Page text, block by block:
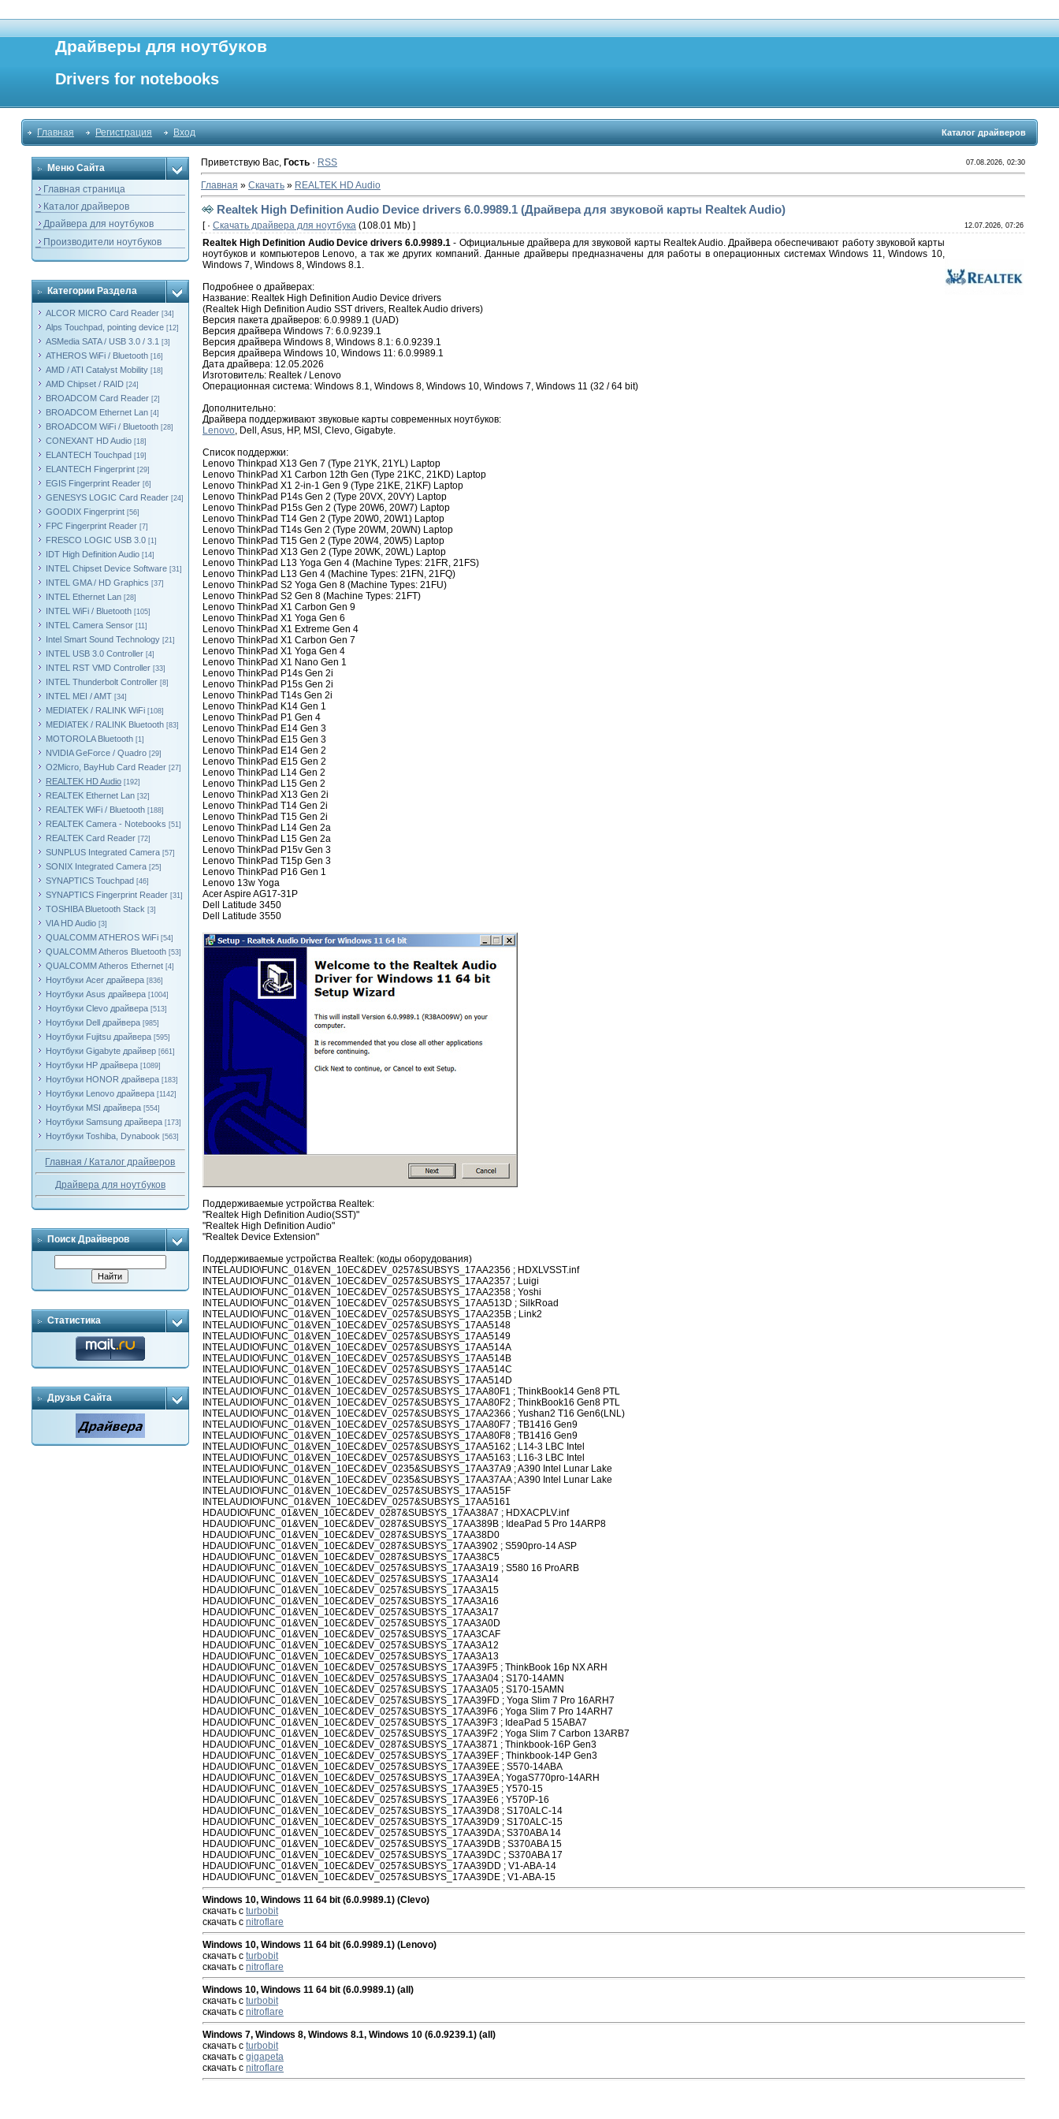
Драйверы для ноутбуков
Drivers for notebooks
Главная Регистрация Вход Каталог драйверов
Меню Сайта
_ Главная страница
_ Каталог драйверов
_ Драйвера для ноутбуков
_ Производители ноутбуков
Категории Раздела
ALCOR MICRO Card Reader [34]
Alps Touchpad, pointing device [12]
ASMedia SATA / USB 3.0 / 3.1 [3]
ATHEROS WiFi / Bluetooth [16]
AMD / ATI Catalyst Mobility [18]
AMD Chipset / RAID [24]
BROADCOM Card Reader [2]
BROADCOM Ethernet Lan [4]
BROADCOM WiFi / Bluetooth [28]
CONEXANT HD Audio [18]
ELANTECH Touchpad [19]
ELANTECH Fingerprint [29]
EGIS Fingerprint Reader [6]
GENESYS LOGIC Card Reader [24]
GOODIX Fingerprint [56]
FPC Fingerprint Reader [7]
FRESCO LOGIC USB 3.0 [1]
IDT High Definition Audio [14]
INTEL Chipset Device Software [31]
INTEL GMA / HD Graphics [37]
INTEL Ethernet Lan [28]
INTEL WiFi / Bluetooth [105]
INTEL Camera Sensor [11]
Intel Smart Sound Technology [21]
INTEL USB 3.0 Controller [4]
INTEL RST VMD Controller [33]
INTEL Thunderbolt Controller [8]
INTEL MEI / AMT [34]
MEDIATEK / RALINK WiFi [108]
MEDIATEK / RALINK Bluetooth [83]
MOTOROLA Bluetooth [1]
NVIDIA GeForce / Quadro [29]
O2Micro, BayHub Card Reader [27]
REALTEK HD Audio [192]
REALTEK Ethernet Lan [32]
REALTEK WiFi / Bluetooth [188]
REALTEK Camera - Notebooks [51]
REALTEK Card Reader [72]
SUNPLUS Integrated Camera [57]
SONIX Integrated Camera [25]
SYNAPTICS Touchpad [46]
SYNAPTICS Fingerprint Reader [31]
TOSHIBA Bluetooth Stack [3]
VIA HD Audio [3]
QUALCOMM ATHEROS WiFi [54]
QUALCOMM Atheros Bluetooth [53]
QUALCOMM Atheros Ethernet [4]
Ноутбуки Acer драйвера [836]
Ноутбуки Asus драйвера [1004]
Ноутбуки Clevo драйвера [513]
Ноутбуки Dell драйвера [985]
Ноутбуки Fujitsu драйвера [595]
Ноутбуки Gigabyte драйвер [661]
Ноутбуки HP драйвера [1089]
Ноутбуки HONOR драйвера [183]
Ноутбуки Lenovo драйвера [1142]
Ноутбуки MSI драйвера [554]
Ноутбуки Samsung драйвера [173]
Ноутбуки Toshiba, Dynabook [563]
Главная / Каталог драйверов
Драйвера для ноутбуков
Поиск Драйверов
Статистика
Друзья Сайта
Приветствую Вас, Гость· RSS 07.08.2026, 02:30
Главная » Скачать» REALTEK HD Audio
Realtek High Definition Audio Device drivers 6.0.9989.1 (Драйвера для звуковой карты Realtek Audio)
[ · Скачать драйвера для ноутбука(108.01 Mb) ] 12.07.2026, 07:26
Realtek High Definition Audio Device drivers 6.0.9989.1 - Официальные драйвера для звуковой карты Realtek Audio. Драйвера обеспечивают работу звуковой карты
ноутбуков и компьютеров Lenovo, а так же других компаний. Данные драйверы предназначены для работы в операционных системах Windows 11, Windows 10,
Windows 7, Windows 8, Windows 8.1.
Подробнее о драйверах:
Название: Realtek High Definition Audio Device drivers
(Realtek High Definition Audio SST drivers, Realtek Audio drivers)
Версия пакета драйверов: 6.0.9989.1 (UAD)
Версия драйвера Windows 7: 6.0.9239.1
Версия драйвера Windows 8, Windows 8.1: 6.0.9239.1
Версия драйвера Windows 10, Windows 11: 6.0.9989.1
Дата драйвера: 12.05.2026
Изготовитель: Realtek / Lenovo
Операционная система: Windows 8.1, Windows 8, Windows 10, Windows 7, Windows 11 (32 / 64 bit)
Дополнительно:
Драйвера поддерживают звуковые карты современных ноутбуков:
Lenovo, Dell, Asus, HP, MSI, Clevo, Gigabyte.
Список поддержки:
Lenovo Thinkpad X13 Gen 7 (Type 21YK, 21YL) Laptop
Lenovo ThinkPad X1 Carbon 12th Gen (Type 21KC, 21KD) Laptop
Lenovo ThinkPad X1 2-in-1 Gen 9 (Type 21KE, 21KF) Laptop
Lenovo ThinkPad P14s Gen 2 (Type 20VX, 20VY) Laptop
Lenovo ThinkPad P15s Gen 2 (Type 20W6, 20W7) Laptop
Lenovo ThinkPad T14 Gen 2 (Type 20W0, 20W1) Laptop
Lenovo ThinkPad T14s Gen 2 (Type 20WM, 20WN) Laptop
Lenovo ThinkPad T15 Gen 2 (Type 20W4, 20W5) Laptop
Lenovo ThinkPad X13 Gen 2 (Type 20WK, 20WL) Laptop
Lenovo ThinkPad L13 Yoga Gen 4 (Machine Types: 21FR, 21FS)
Lenovo ThinkPad L13 Gen 4 (Machine Types: 21FN, 21FQ)
Lenovo ThinkPad S2 Yoga Gen 8 (Machine Types: 21FU)
Lenovo ThinkPad S2 Gen 8 (Machine Types: 21FT)
Lenovo ThinkPad X1 Carbon Gen 9
Lenovo ThinkPad X1 Yoga Gen 6
Lenovo ThinkPad X1 Extreme Gen 4
Lenovo ThinkPad X1 Carbon Gen 7
Lenovo ThinkPad X1 Yoga Gen 4
Lenovo ThinkPad X1 Nano Gen 1
Lenovo ThinkPad P14s Gen 2i
Lenovo ThinkPad P15s Gen 2i
Lenovo ThinkPad T14s Gen 2i
Lenovo ThinkPad K14 Gen 1
Lenovo ThinkPad P1 Gen 4
Lenovo ThinkPad E14 Gen 3
Lenovo ThinkPad E15 Gen 3
Lenovo ThinkPad E14 Gen 2
Lenovo ThinkPad E15 Gen 2
Lenovo ThinkPad L14 Gen 2
Lenovo ThinkPad L15 Gen 2
Lenovo ThinkPad X13 Gen 2i
Lenovo ThinkPad T14 Gen 2i
Lenovo ThinkPad T15 Gen 2i
Lenovo ThinkPad L14 Gen 2a
Lenovo ThinkPad L15 Gen 2a
Lenovo ThinkPad P15v Gen 3
Lenovo ThinkPad T15p Gen 3
Lenovo ThinkPad P16 Gen 1
Lenovo 13w Yoga
Acer Aspire AG17-31P
Dell Latitude 3450
Dell Latitude 3550
Поддерживаемые устройства Realtek:
"Realtek High Definition Audio(SST)"
"Realtek High Definition Audio"
"Realtek Device Extension"
Поддерживаемые устройства Realtek: (коды оборудования)
INTELAUDIO\FUNC_01&VEN_10EC&DEV_0257&SUBSYS_17AA2356 ; HDXLVSST.inf
INTELAUDIO\FUNC_01&VEN_10EC&DEV_0257&SUBSYS_17AA2357 ; Luigi
INTELAUDIO\FUNC_01&VEN_10EC&DEV_0257&SUBSYS_17AA2358 ; Yoshi
INTELAUDIO\FUNC_01&VEN_10EC&DEV_0257&SUBSYS_17AA513D ; SilkRoad
INTELAUDIO\FUNC_01&VEN_10EC&DEV_0257&SUBSYS_17AA235B ; Link2
INTELAUDIO\FUNC_01&VEN_10EC&DEV_0257&SUBSYS_17AA5148
INTELAUDIO\FUNC_01&VEN_10EC&DEV_0257&SUBSYS_17AA5149
INTELAUDIO\FUNC_01&VEN_10EC&DEV_0257&SUBSYS_17AA514A
INTELAUDIO\FUNC_01&VEN_10EC&DEV_0257&SUBSYS_17AA514B
INTELAUDIO\FUNC_01&VEN_10EC&DEV_0257&SUBSYS_17AA514C
INTELAUDIO\FUNC_01&VEN_10EC&DEV_0257&SUBSYS_17AA514D
INTELAUDIO\FUNC_01&VEN_10EC&DEV_0257&SUBSYS_17AA80F1 ; ThinkBook14 Gen8 PTL
INTELAUDIO\FUNC_01&VEN_10EC&DEV_0257&SUBSYS_17AA80F2 ; ThinkBook16 Gen8 PTL
INTELAUDIO\FUNC_01&VEN_10EC&DEV_0257&SUBSYS_17AA2366 ; Yushan2 T16 Gen6(LNL)
INTELAUDIO\FUNC_01&VEN_10EC&DEV_0257&SUBSYS_17AA80F7 ; TB1416 Gen9
INTELAUDIO\FUNC_01&VEN_10EC&DEV_0257&SUBSYS_17AA80F8 ; TB1416 Gen9
INTELAUDIO\FUNC_01&VEN_10EC&DEV_0257&SUBSYS_17AA5162 ; L14-3 LBC Intel
INTELAUDIO\FUNC_01&VEN_10EC&DEV_0257&SUBSYS_17AA5163 ; L16-3 LBC Intel
INTELAUDIO\FUNC_01&VEN_10EC&DEV_0235&SUBSYS_17AA37A9 ; A390 Intel Lunar Lake
INTELAUDIO\FUNC_01&VEN_10EC&DEV_0235&SUBSYS_17AA37AA ; A390 Intel Lunar Lake
INTELAUDIO\FUNC_01&VEN_10EC&DEV_0257&SUBSYS_17AA515F
INTELAUDIO\FUNC_01&VEN_10EC&DEV_0257&SUBSYS_17AA5161
HDAUDIO\FUNC_01&VEN_10EC&DEV_0287&SUBSYS_17AA38A7 ; HDXACPLV.inf
HDAUDIO\FUNC_01&VEN_10EC&DEV_0287&SUBSYS_17AA389B ; IdeaPad 5 Pro 14ARP8
HDAUDIO\FUNC_01&VEN_10EC&DEV_0287&SUBSYS_17AA38D0
HDAUDIO\FUNC_01&VEN_10EC&DEV_0287&SUBSYS_17AA3902 ; S590pro-14 ASP
HDAUDIO\FUNC_01&VEN_10EC&DEV_0287&SUBSYS_17AA38C5
HDAUDIO\FUNC_01&VEN_10EC&DEV_0257&SUBSYS_17AA3A19 ; S580 16 ProARB
HDAUDIO\FUNC_01&VEN_10EC&DEV_0257&SUBSYS_17AA3A14
HDAUDIO\FUNC_01&VEN_10EC&DEV_0257&SUBSYS_17AA3A15
HDAUDIO\FUNC_01&VEN_10EC&DEV_0257&SUBSYS_17AA3A16
HDAUDIO\FUNC_01&VEN_10EC&DEV_0257&SUBSYS_17AA3A17
HDAUDIO\FUNC_01&VEN_10EC&DEV_0257&SUBSYS_17AA3A0D
HDAUDIO\FUNC_01&VEN_10EC&DEV_0257&SUBSYS_17AA3CAF
HDAUDIO\FUNC_01&VEN_10EC&DEV_0257&SUBSYS_17AA3A12
HDAUDIO\FUNC_01&VEN_10EC&DEV_0257&SUBSYS_17AA3A13
HDAUDIO\FUNC_01&VEN_10EC&DEV_0257&SUBSYS_17AA39F5 ; ThinkBook 16p NX ARH
HDAUDIO\FUNC_01&VEN_10EC&DEV_0257&SUBSYS_17AA3A04 ; S170-14AMN
HDAUDIO\FUNC_01&VEN_10EC&DEV_0257&SUBSYS_17AA3A05 ; S170-15AMN
HDAUDIO\FUNC_01&VEN_10EC&DEV_0257&SUBSYS_17AA39FD ; Yoga Slim 7 Pro 16ARH7
HDAUDIO\FUNC_01&VEN_10EC&DEV_0257&SUBSYS_17AA39F6 ; Yoga Slim 7 Pro 14ARH7
HDAUDIO\FUNC_01&VEN_10EC&DEV_0257&SUBSYS_17AA39F3 ; IdeaPad 5 15ABA7
HDAUDIO\FUNC_01&VEN_10EC&DEV_0257&SUBSYS_17AA39F2 ; Yoga Slim 7 Carbon 13ARB7
HDAUDIO\FUNC_01&VEN_10EC&DEV_0287&SUBSYS_17AA3871 ; Thinkbook-16P Gen3
HDAUDIO\FUNC_01&VEN_10EC&DEV_0257&SUBSYS_17AA39EF ; Thinkbook-14P Gen3
HDAUDIO\FUNC_01&VEN_10EC&DEV_0257&SUBSYS_17AA39EE ; S570-14ABA
HDAUDIO\FUNC_01&VEN_10EC&DEV_0257&SUBSYS_17AA39EA ; YogaS770pro-14ARH
HDAUDIO\FUNC_01&VEN_10EC&DEV_0257&SUBSYS_17AA39E5 ; Y570-15
HDAUDIO\FUNC_01&VEN_10EC&DEV_0257&SUBSYS_17AA39E6 ; Y570P-16
HDAUDIO\FUNC_01&VEN_10EC&DEV_0257&SUBSYS_17AA39D8 ; S170ALC-14
HDAUDIO\FUNC_01&VEN_10EC&DEV_0257&SUBSYS_17AA39D9 ; S170ALC-15
HDAUDIO\FUNC_01&VEN_10EC&DEV_0257&SUBSYS_17AA39DA ; S370ABA 14
HDAUDIO\FUNC_01&VEN_10EC&DEV_0257&SUBSYS_17AA39DB ; S370ABA 15
HDAUDIO\FUNC_01&VEN_10EC&DEV_0257&SUBSYS_17AA39DC ; S370ABA 17
HDAUDIO\FUNC_01&VEN_10EC&DEV_0257&SUBSYS_17AA39DD ; V1-ABA-14
HDAUDIO\FUNC_01&VEN_10EC&DEV_0257&SUBSYS_17AA39DE ; V1-ABA-15
Windows 10, Windows 11 64 bit (6.0.9989.1) (Clevo)
скачать с turbobit
скачать с nitroflare
Windows 10, Windows 11 64 bit (6.0.9989.1) (Lenovo)
скачать с turbobit
скачать с nitroflare
Windows 10, Windows 11 64 bit (6.0.9989.1) (all)
скачать с turbobit
скачать с nitroflare
Windows 7, Windows 8, Windows 8.1, Windows 10 (6.0.9239.1) (all)
скачать с turbobit
скачать с gigapeta
скачать с nitroflare